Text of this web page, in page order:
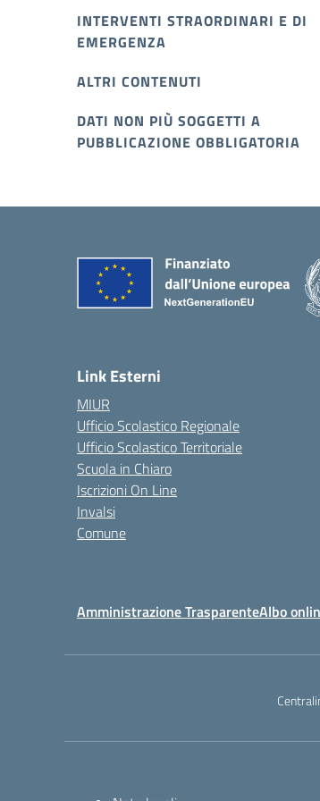
INTERVENTI STRAORDINARI E DI
EMERGENZA
ALTRI CONTENUTI
DATI NON PIÙ SOGGETTI A
PUBBLICAZIONE OBBLIGATORIA
Link Esterni
MIUR
Ufficio Scolastico Regionale
Ufficio Scolastico Territoriale
Scuola in Chiaro
Iscrizioni On Line
Invalsi
Comune
Amministrazione TrasparenteAlbo